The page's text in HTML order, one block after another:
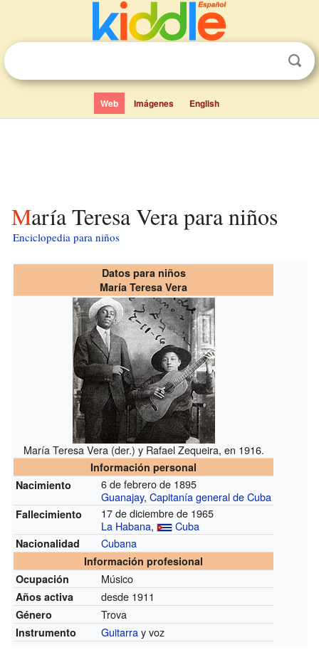
Web Imágenes English
María Teresa Vera para niños
Enciclopedia para niños
Datos para niños
María Teresa Vera
María Teresa Vera (der.) y Rafael Zequeira, en 1916.
Información personal
Nacimiento
6 de febrero de 1895
Guanajay,Capitanía general de Cuba
Fallecimiento
17 de diciembre de 1965
La Habana, Cuba
Nacionalidad Cubana
Información profesional
Ocupación
Músico
Años activa desde 1911
Género Trova
Instrumento Guitarray voz